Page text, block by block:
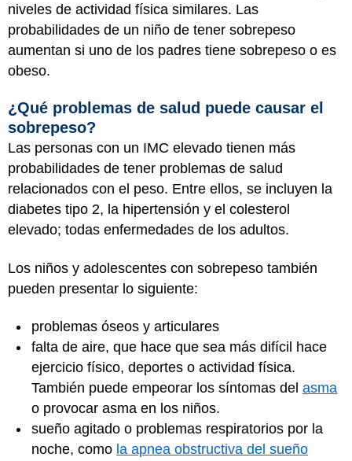
niveles de actividad física similares. Las
probabilidades de un niño de tener sobrepeso
aumentan si uno de los padres tiene sobrepeso o es
obeso.
¿Qué problemas de salud puede causar el
sobrepeso?
Las personas con un IMC elevado tienen más
probabilidades de tener problemas de salud
relacionados con el peso. Entre ellos, se incluyen la
diabetes tipo 2, la hipertensión y el colesterol
elevado; todas enfermedades de los adultos.
Los niños y adolescentes con sobrepeso también
pueden presentar lo siguiente:
problemas óseos y articulares
falta de aire, que hace que sea más difícil hace
ejercicio físico, deportes o actividad física.
También puede empeorar los síntomas del asma
o provocar asma en los niños.
sueño agitado o problemas respiratorios por la
noche, como la apnea obstructiva del sueño